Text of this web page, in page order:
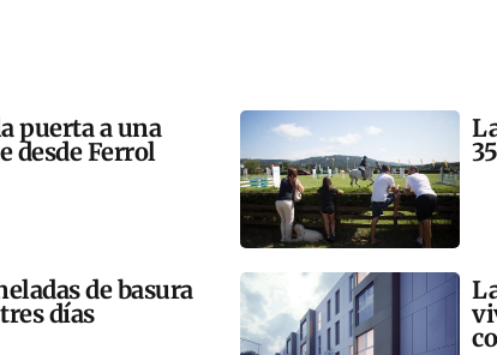
puerta a una
desde Ferrol
de basura
días